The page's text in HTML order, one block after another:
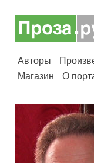
Авторы
Магазин
О